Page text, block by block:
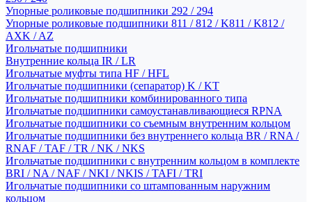
Упорные роликовые подшипники 292 / 294
Упорные роликовые подшипники 811 / 812 / K811 / K812 /
AXK / AZ
Игольчатые подшипники
Внутренние кольца IR / LR
Игольчатые муфты типа HF / HFL
Игольчатые подшипники (сепаратор) K / KT
Игольчатые подшипники комбинированного типа
Игольчатые подшипники самоустанавливающиеся RPNA
Игольчатые подшипники со съемным внутренним кольцом
Игольчатые подшипники без внутреннего кольца BR / RNA /
RNAF / TAF / TR / NK / NKS
Игольчатые подшипники с внутренним кольцом в комплекте
BRI / NA / NAF / NKI / NKIS / TAFI / TRI
Игольчатые подшипники со штампованным наружним
кольцом